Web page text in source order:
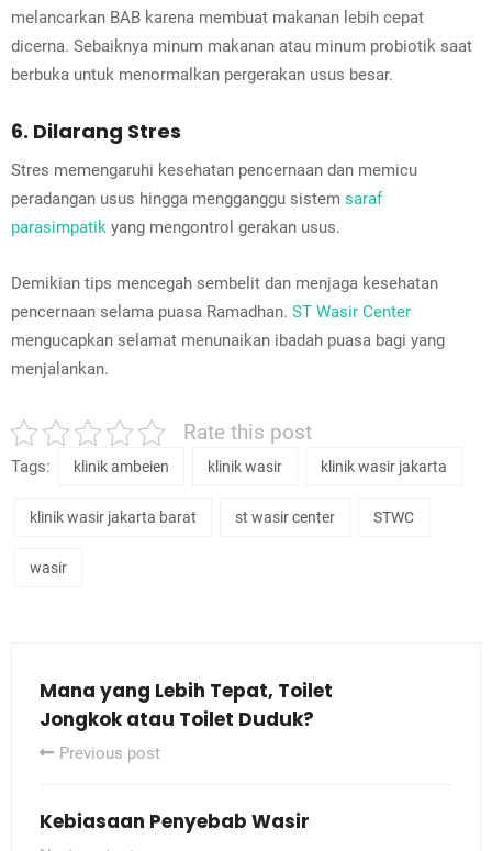
melancarkan BAB karena membuat makanan lebih cepat
dicerna. Sebaiknya minum makanan atau minum probiotik saat
berbuka untuk menormalkan pergerakan usus besar.
6. Dilarang Stres
Stres memengaruhi kesehatan pencernaan dan memicu
peradangan usus hingga mengganggu sistem saraf
parasimpatik yang mengontrol gerakan usus.
Demikian tips mencegah sembelit dan menjaga kesehatan
pencernaan selama puasa Ramadhan. ST Wasir Center
mengucapkan selamat menunaikan ibadah puasa bagi yang
menjalankan.
Rate this post
Tags: klinik ambeien klinik wasir klinik wasir jakarta
klinik wasir jakarta barat st wasir center STWC
wasir
Mana yang Lebih Tepat, Toilet
Jongkok atau Toilet Duduk?
Previous post
Kebiasaan Penyebab Wasir